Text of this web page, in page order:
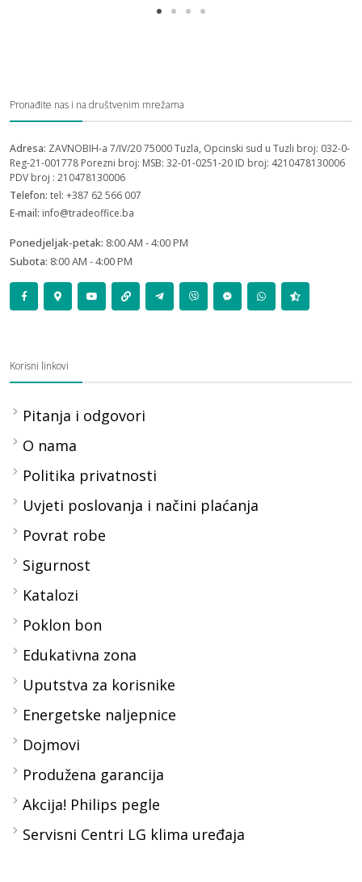
Pronađite nas i na društvenim mrežama
Adresa: ZAVNOBIH-a 7/IV/20 75000 Tuzla, Opcinski sud u Tuzli broj: 032-0-
Reg-21-001778 Porezni broj: MSB: 32-01-0251-20 ID broj: 4210478130006
PDV broj : 210478130006
Telefon: tel: +387 62 566 007
E-mail: info@tradeoffice.ba
Ponedjeljak-petak: 8:00 AM - 4:00 PM
Subota: 8:00 AM - 4:00 PM
Korisni linkovi
Pitanja i odgovori
O nama
Politika privatnosti
Uvjeti poslovanja i načini plaćanja
Povrat robe
Sigurnost
Katalozi
Poklon bon
Edukativna zona
Uputstva za korisnike
Energetske naljepnice
Dojmovi
Produžena garancija
Akcija! Philips pegle
Servisni Centri LG klima uređaja